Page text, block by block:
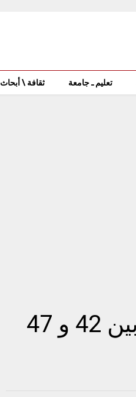
تعليم ـ جامعة ثقافة \ أبحاث
هذه المدن المعنية بموجة حر (ما بين 42 و 47